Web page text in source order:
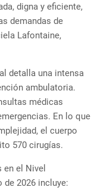
digna y eficiente,
demandas de
Lafontaine,
detalla una intensa
ambulatoria.
médicas
En lo que
el cuerpo
570 cirugías.
el Nivel
de 2026 incluye: